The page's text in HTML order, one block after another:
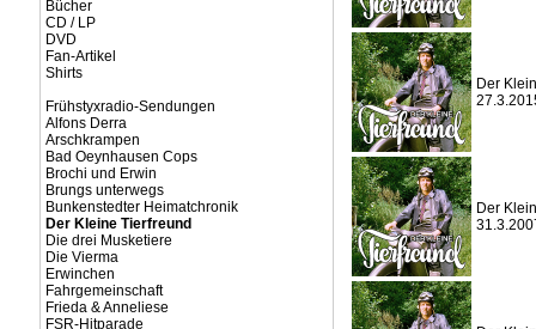
Bücher
CD / LP
DVD
Fan-Artikel
Shirts
Frühstyxradio-Sendungen
Alfons Derra
Arschkrampen
Bad Oeynhausen Cops
Brochi und Erwin
Brungs unterwegs
Bunkenstedter Heimatchronik
Der Kleine Tierfreund
Die drei Musketiere
Die Vierma
Erwinchen
Fahrgemeinschaft
Frieda & Anneliese
FSR-Hitparade
Der
Der